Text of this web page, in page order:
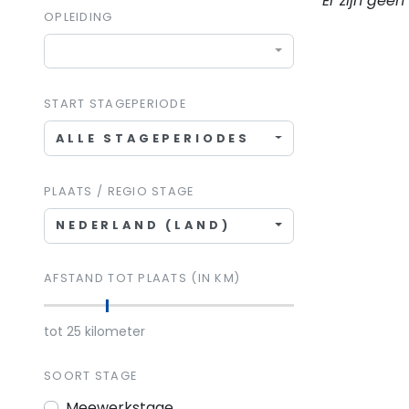
OPLEIDING
START STAGEPERIODE
ALLE STAGEPERIODES
PLAATS / REGIO STAGE
NEDERLAND (LAND)
AFSTAND TOT PLAATS (IN KM)
tot 25 kilometer
SOORT STAGE